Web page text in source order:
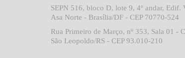
SEPN 516, bloco D, lote 9, 4º andar, Edif.
Asa Norte - Brasília/DF - CEP 70770-524
Rua Primeiro de Março, nº 353, Sala 01 -
São Leopoldo/RS - CEP 93.010-210